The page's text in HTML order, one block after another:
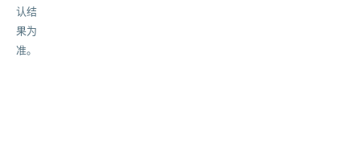
认结
果为
准。